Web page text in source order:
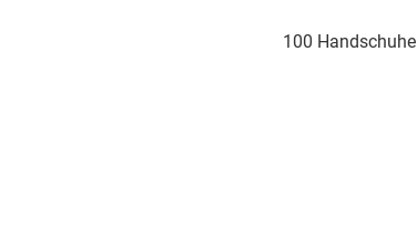
100 Handschuhe